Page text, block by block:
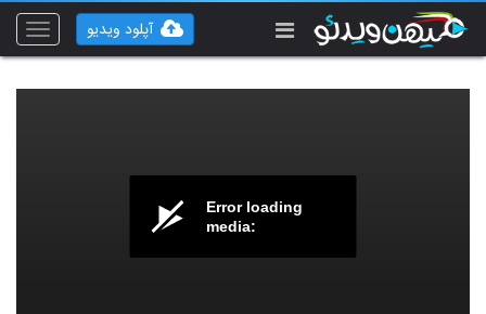
Toggle
آپلود ویدیو
Error loading
media: